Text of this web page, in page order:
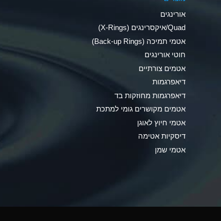
Ammonia Gas (hot)
Ammonium Carbonate (Aqueous)
Ammonium Chloride (Aqueous)
Ammonium Hydroxide (conc.)
Ammonium Nitrate (Aqueous)
Ammonium Nitrite (Aqueous)
Ammonium Sulfate (Aqueous)
אורינגים
Quad/איקסרינגים (X-Rings)
אטמי תמיכה (Back-up Rings)
חוטי אורינגים
אטמים צורתיים
דיאפרגמות
דיאפרגמות מחוזקות בד
אטמים מקושרים גומי למתכת
אטמי חיוץ לאוגן
דיסקיות אטימה
אטמי שמן